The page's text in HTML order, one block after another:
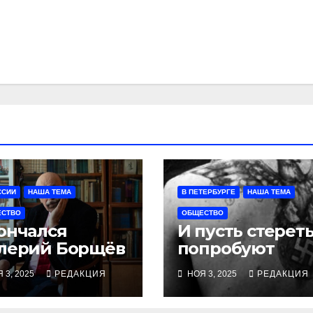
НАША ТЕМА
Борщёв
3, 2025 РЕДАКЦИЯ
В ПЕТЕРБУРГЕ НАША ТЕМА
ОБЩЕСТВО
И пусть
попробуют
НОЯ 3, 2025 РЕДАКЦИЯ